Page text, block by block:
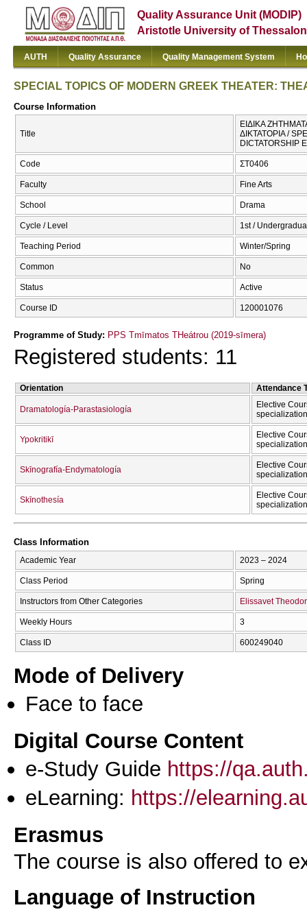
Quality Assurance Unit (MODIP)
Aristotle University of
AUTH Quality Assurance Quality Management System
SPECIAL TOPICS OF MODERN GREEK THEATER:
Course Information
Title
ΕΙΔΙΚΑ
ΔΙΚΤΑΤΟΡΙΑ /
DICTATORSHIP
Code ΣΤ0406
Faculty Fine Arts
School Drama
Cycle / Level 1st /
Teaching Period Winter/Spring
Common No
Status Active
Course ID 120001076
Programme of Study: PPS Tmīmatos THeátrou (2019-sīmera)
Registered students: 11
Orientation Attendance
Dramatología-Parastasiología
Elective
Ypokritikī
Elective
Skīnografía-Endymatología
Elective
Skīnothesía
Elective
Class Information
Academic Year 2023 – 2024
Class Period Spring
Instructors from Other Categories Elissavet
Weekly Hours 3
Class ID 600249040
Mode of Delivery
Face to face
Digital Course Content
e-Study Guide https://
eLearning: https://
Erasmus
The course is also offered to
Language of Instruction